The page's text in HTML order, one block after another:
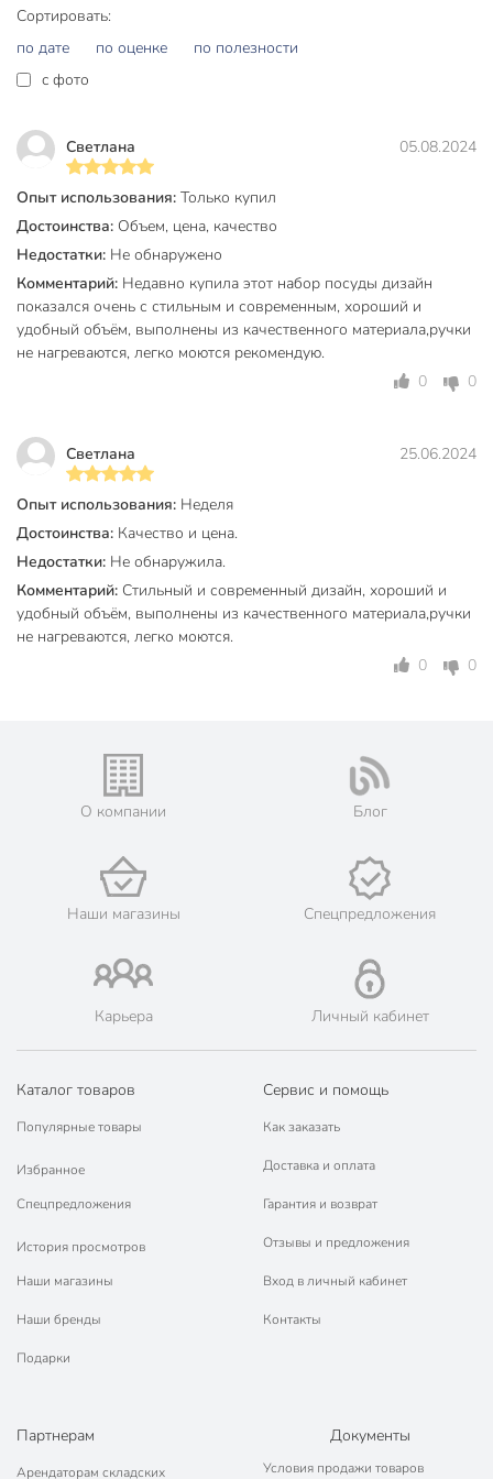
предложение для тех, кто ценит премиум-качество,
универсальность и безопасность. Закажите сейчас и
Частые вопросы:
Подходит ли набор для индукционных плит?
Да, оба предмета набора из нержавеющей стали
полностью совместимы с индукционными, газовыми,
электрическими и стеклокерамическими плитами.
В чем преимущество набора для дачи или подарка?
Компактные размеры (1 и 3 л), универсальность и
долговечность делают этот набор идеальным решением
Какие материалы использованы в наборе?
Корпус — нержавеющая сталь, крышка — термостойкое
стекло. Без антипригарного покрытия, срок службы до 10
лет при правильном уходе.
Техническая информация
Количество предметов 2
Страна производства
Китай
Материал корпуса
нержавеющая
Антипригарное покрытие
без
антипригарного
покрытия
Можно мыть в посудомоечной
посудомоечной
машины
Крышка в комплекте
с крышкой
Материал крышки
стекло
Цвет
серебристый
Тип
набор посуды
для газовых плит
для индукционных
для
Особенности
премиум
Сортировать:
по дате
по оценке
по полезности
c фото
Светлана 05.08.2024
Опыт использования: Только купил
Достоинства: Объем, цена, качество
Недостатки: Не обнаружено
Комментарий: Недавно купила этот набор посуды дизайн
показался очень с стильным и современным, хороший и
удобный объём, выполнены из качественного материала,ручки
не нагреваются, легко моются рекомендую.
0
0
Светлана 25.06.2024
Опыт использования: Неделя
Достоинства: Качество и цена.
Недостатки: Не обнаружила.
Комментарий: Стильный и современный дизайн, хороший и
удобный объём, выполнены из качественного материала,ручки
не нагреваются, легко моются.
0
0
О компании Блог
Наши магазины Спецпредложения
Карьера Личный кабинет
Каталог товаров
Популярные товары
Избранное
Спецпредложения
История просмотров
Наши магазины
Наши бренды
Подарки
Сервис и помощь
Как заказать
Доставка и оплата
Гарантия и возврат
Отзывы и предложения
Вход в личный кабинет
Контакты
Партнерам
Арендаторам складских
Документы
Условия продажи товаров